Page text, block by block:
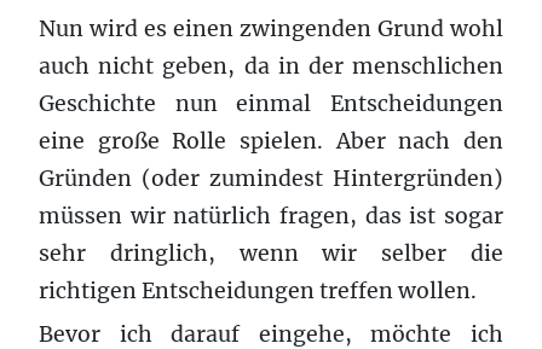
Nun wird es einen zwingenden Grund wohl
auch nicht geben, da in der menschlichen
Geschichte nun einmal Entscheidungen
eine große Rolle spielen. Aber nach den
Gründen (oder zumindest Hintergründen)
müssen wir natürlich fragen, das ist sogar
sehr dringlich, wenn wir selber die
richtigen Entscheidungen treffen wollen.
Bevor ich darauf eingehe, möchte ich